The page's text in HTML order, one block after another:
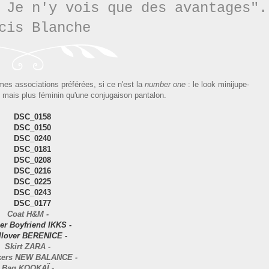
n'y vois que des avantages".
Blanche
associations préférées, si ce n'est la number one : le look minijupe-
plus féminin qu'une conjugaison pantalon.
Coat H&M -
Boyfriend IKKS -
BERENICE -
Skirt ZARA -
NEW BALANCE -